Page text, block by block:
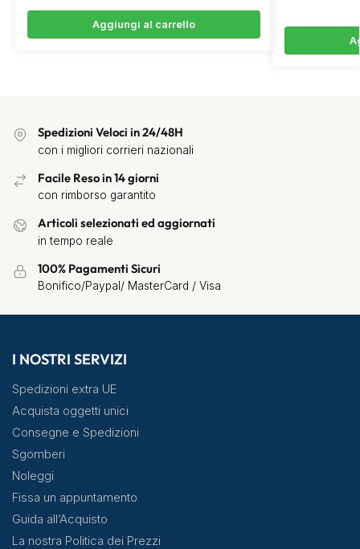
Aggiungi al carrello
Spedizioni Veloci in 24/48H
con i migliori corrieri nazionali
Facile Reso in 14 giorni
con rimborso garantito
Articoli selezionati ed aggiornati
in tempo reale
100% Pagamenti Sicuri
Bonifico/Paypal/ MasterCard / Visa
I NOSTRI SERVIZI
Spedizioni extra UE
Acquista oggetti unici
Consegne e Spedizioni
Sgomberi
Noleggi
Fissa un appuntamento
Guida all’Acquisto
La nostra Politica dei Prezzi